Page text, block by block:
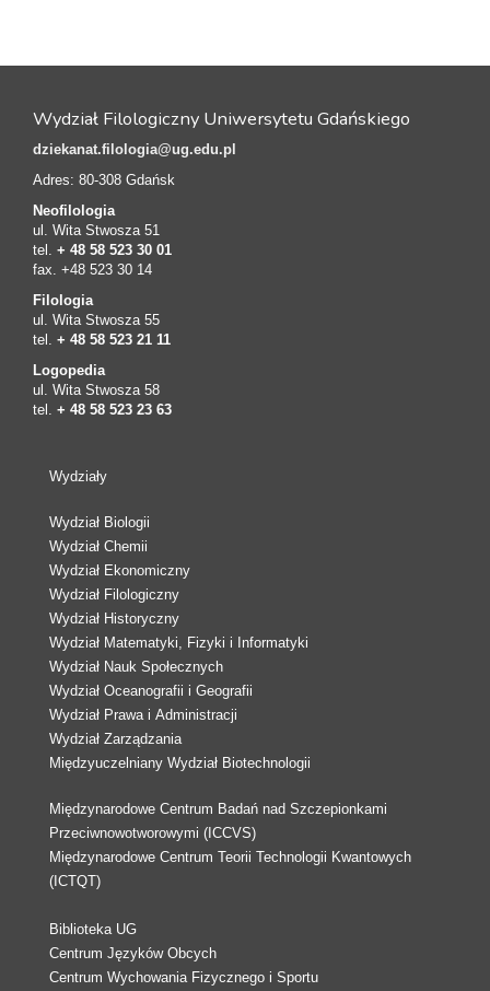
Wydział Filologiczny Uniwersytetu Gdańskiego
dziekanat.filologia@ug.edu.pl
Adres: 80-308 Gdańsk
Neofilologia
ul. Wita Stwosza 51
tel. + 48 58 523 30 01
fax. +48 523 30 14
Filologia
ul. Wita Stwosza 55
tel. + 48 58 523 21 11
Logopedia
ul. Wita Stwosza 58
tel. + 48 58 523 23 63
Wydziały
Wydział Biologii
Wydział Chemii
Wydział Ekonomiczny
Wydział Filologiczny
Wydział Historyczny
Wydział Matematyki, Fizyki i Informatyki
Wydział Nauk Społecznych
Wydział Oceanografii i Geografii
Wydział Prawa i Administracji
Wydział Zarządzania
Międzyuczelniany Wydział Biotechnologii
Międzynarodowe Centrum Badań nad Szczepionkami
Przeciwnowotworowymi (ICCVS)
Międzynarodowe Centrum Teorii Technologii Kwantowych
(ICTQT)
Biblioteka UG
Centrum Języków Obcych
Centrum Wychowania Fizycznego i Sportu